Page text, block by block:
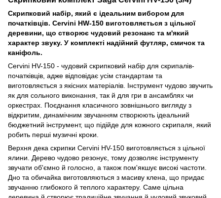
Скрипковий набір, який є ідеальним вибором для
початківців. Cervini HW-150 виготовляється з цільної
деревини, що створює чудовий резонанс та м'який
характер звуку. У комплекті надійний футляр, смичок та
каніфоль.
Cervini HV-150 - чудовий скрипковий набір для скрипалів-
початківців, адже відповідає усім стандартам та
виготовляється з якісних матеріалів. Інструмент чудово звучить
як для сольного виконання, так й для гри в ансамблях чи
оркестрах. Поєднання класичного зовнішнього вигляду з
відкритим, динамічним звучанням створюють ідеальний
бюджетний інструмент, що підійде для кожного скрипаля, який
робить перші музичні кроки.
Верхня дека скрипки Cervini HV-150 виготовляється з цільної
ялини. Дерево чудово резонує, тому дозволяє інструменту
звучати об'ємно й голосно, а також пом'якшує високі частоти.
Дно та обичайка виготовляються з масиву клена, що придає
звучанню глибокого й теплого характеру. Саме цільна